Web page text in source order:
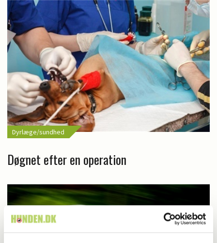
Dyrlæge/sundhed
Døgnet efter en operation